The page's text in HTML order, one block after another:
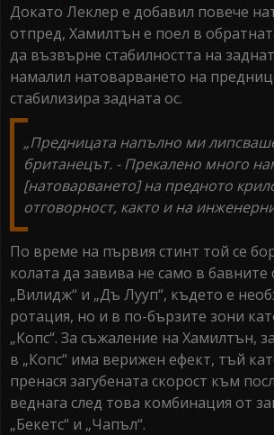
Докато Леклер е добавил повече
отпред, Хамилтън е поел в
да възвърне стабилността на
намалил натоварването на
стабилизира задната ос.
„Предницата напълно ми
британецът. - Прекалено много
[натоварването] на предното
отговорност, както и на
По време на първия стинт той се
колата да завива не само в бавните
„Вилидж“ и „Дъ Лууп“, където е
ротация, но и в по-бързите зони
„Копс“. За съжаление на Хамилтън,
в „Копс“ има верижен ефект, тъй
пренася загубената скорост към
веднага след това комбинация от
„Бекетс“ и „Чапъл“.